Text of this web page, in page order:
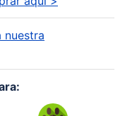
nuestra